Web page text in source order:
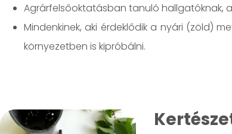
Agrárfelsőoktatásban tanuló hallgatóknak,
Mindenkinek, aki érdeklődik a nyári (zöld)
környezetben is kipróbálni.